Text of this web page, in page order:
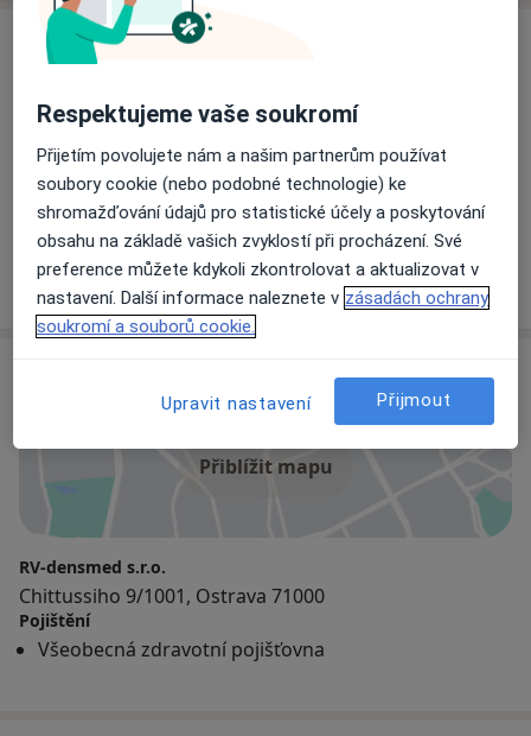
Specialisté
Neurolog
MUDr. Danuše Roubcová
Neurolog
23 názorů
Přiblížit mapu
RV-densmed s.r.o.
Chittussiho 9/1001, Ostrava 71000
Pojištění
Všeobecná zdravotní pojišťovna
Respektujeme vaše soukromí
Přijetím povolujete nám a našim partnerům používat
soubory cookie (nebo podobné technologie) ke
shromažďování údajů pro statistické účely a poskytování
obsahu na základě vašich zvyklostí při procházení. Své
preference můžete kdykoli zkontrolovat a aktualizovat v
nastavení. Další informace naleznete v zásadách ochrany
soukromí a souborů cookie.
Upravit nastavení Přijmout